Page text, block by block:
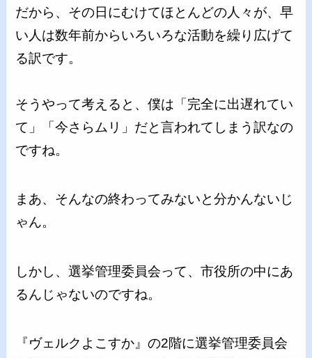
だから、その日にむけてほとんどの人々が、早
い人は数年前からいろいろな活動を繰り広げて
る訳です。
そうやって考えると、僕は「完全に出遅れてい
て」「今さらムリ」だと言われてしまう訳なの
ですね。
まあ、そんなの終わってみないと分かんないじ
ゃん。
しかし、選挙管理委員会って、市役所の中にあ
るんじゃないのですね。
『ヴェルクよこすか』の2階に選挙管理委員会